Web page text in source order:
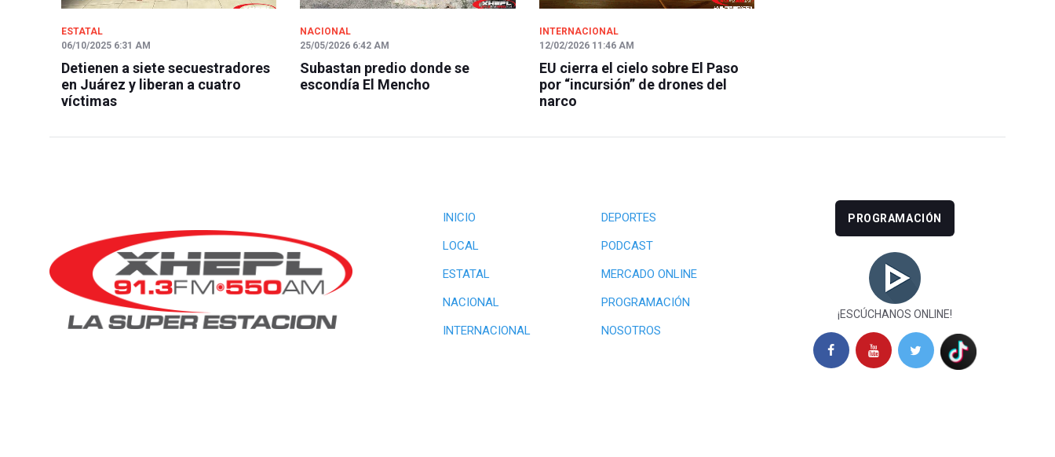
ESTATAL
06/10/2025 6:31 AM
Detienen a siete secuestradores
en Juárez y liberan a cuatro
víctimas
NACIONAL
25/05/2026 6:42 AM
Subastan predio donde se
escondía El Mencho
INTERNACIONAL
12/02/2026 11:46 AM
EU cierra el cielo sobre El Paso
por “incursión” de drones del
narco
INICIO
DEPORTES
LOCAL
PODCAST
ESTATAL
MERCADO ONLINE
NACIONAL
PROGRAMACIÓN
INTERNACIONAL
NOSOTROS
PROGRAMACIÓN
¡ESCÚCHANOS ONLINE!